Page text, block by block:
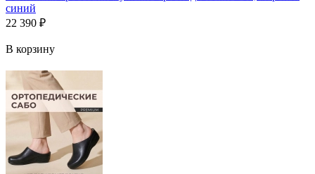
синий
22 390 ₽
В корзину